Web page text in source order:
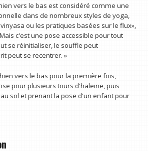
vers le bas est considéré comme une
dans de nombreux styles de yoga,
ou les pratiques basées sur le flux»,
c'est une pose accessible pour tout
se réinitialiser, le souffle peut
peut se recentrer. »
vers le bas pour la première fois,
pour plusieurs tours d'haleine, puis
sol et prenant la pose d'un enfant pour